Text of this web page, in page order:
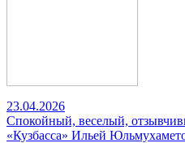
23.04.2026
Спокойный, веселый,
«Кузбасса» Ильей